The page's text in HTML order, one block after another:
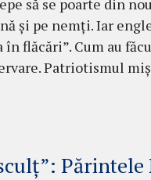
şi pe nemţi. Iar
în flăcări”. Cum au
Patriotismul